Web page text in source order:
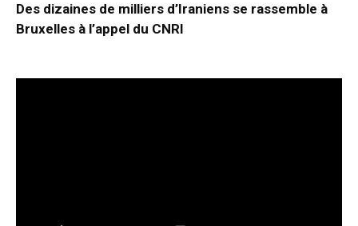
Des dizaines de milliers d’Iraniens se rassemble à
Bruxelles à l’appel du CNRI